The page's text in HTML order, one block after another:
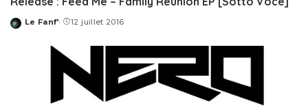
Posted
Le Fanf' 12 juillet 2016